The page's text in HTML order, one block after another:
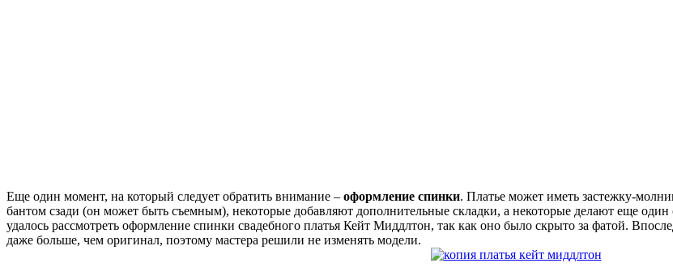
Еще один момент, на который следует обратить внимание – оформление спинки. Платье может иметь застежку-
бантом сзади (он может быть съемным), некоторые добавляют дополнительные складки, а некоторые делают еще один
удалось рассмотреть оформление спинки свадебного платья Кейт Миддлтон, так как оно было скрыто за фатой.
даже больше, чем оригинал, поэтому мастера решили не изменять модели.